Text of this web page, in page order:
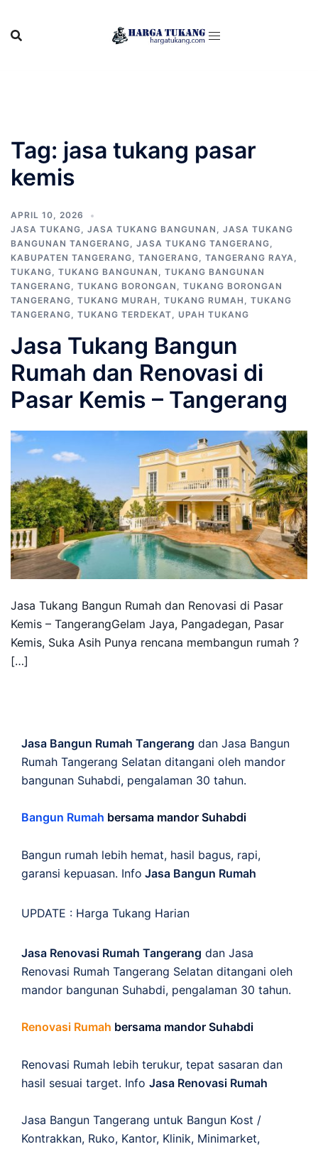
content
Tag: jasa tukang pasar
kemis
APRIL 10, 2026
JASA TUKANG, JASA TUKANG BANGUNAN , JASA TUKANG
BANGUNAN TANGERANG, JASA TUKANG TANGERANG,
KABUPATEN TANGERANG, TANGERANG, TANGERANG RAYA,
TUKANG, TUKANG BANGUNAN , TUKANG BANGUNAN
TANGERANG, TUKANG BORONGAN , TUKANG BORONGAN
TANGERANG, TUKANG MURAH , TUKANG RUMAH , TUKANG
TANGERANG, TUKANG TERDEKAT, UPAH TUKANG
Jasa Tukang Bangun
Rumah dan Renovasi di
Pasar Kemis – Tangerang
Jasa Tukang Bangun Rumah dan Renovasi di Pasar
Kemis – TangerangGelam Jaya, Pangadegan, Pasar
Kemis, Suka Asih Punya rencana membangun rumah ?
[…]
Jasa Bangun Rumah Tangerang dan Jasa Bangun
Rumah Tangerang Selatan ditangani oleh mandor
bangunan Suhabdi, pengalaman 30 tahun.
Bangun Rumah bersama mandor Suhabdi
Bangun rumah lebih hemat, hasil bagus, rapi,
garansi kepuasan. Info Jasa Bangun Rumah
UPDATE : Harga Tukang Harian
Jasa Renovasi Rumah Tangerang dan Jasa
Renovasi Rumah Tangerang Selatan ditangani oleh
mandor bangunan Suhabdi, pengalaman 30 tahun.
Renovasi Rumah bersama mandor Suhabdi
Renovasi Rumah lebih terukur, tepat sasaran dan
hasil sesuai target. Info Jasa Renovasi Rumah
Jasa Bangun Tangerang untuk Bangun Kost /
Kontrakkan, Ruko, Kantor, Klinik, Minimarket,